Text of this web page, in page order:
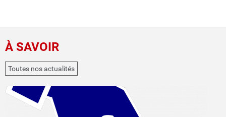
À SAVOIR
Toutes nos actualités